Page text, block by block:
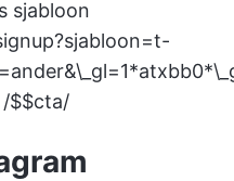
sjabloon
/$$cta/